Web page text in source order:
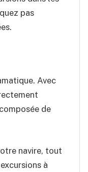
pas
Avec
de
navire, tout
à